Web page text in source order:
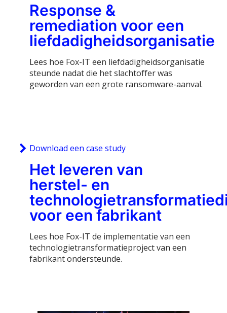
Response &
remediation voor een
liefdadigheidsorganisatie
Lees hoe Fox-IT een liefdadigheidsorganisatie
steunde nadat die het slachtoffer was
geworden van een grote ransomware-aanval.
Download een case study
Het leveren van
herstel- en
voor een fabrikant
Lees hoe Fox-IT de implementatie van een
technologietransformatieproject van een
fabrikant ondersteunde.